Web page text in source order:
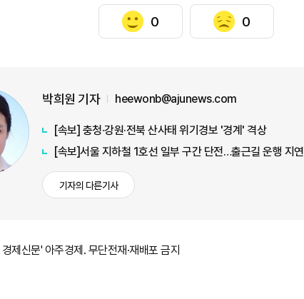
0 0
박희원 기자 heewonb@ajunews.com
[속보] 충청·강원·전북 산사태 위기경보 '경계' 격상
[속보]서울 지하철 1호선 일부 구간 단전…출근길 운행 지연
기자의 다른기사
제신문' 아주경제. 무단전재·재배포 금지